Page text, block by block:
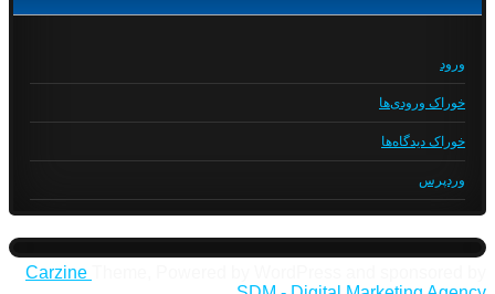
ورود
خوراک ورودی‌ها
خوراک دیدگاه‌ها
وردپرس
Carzine